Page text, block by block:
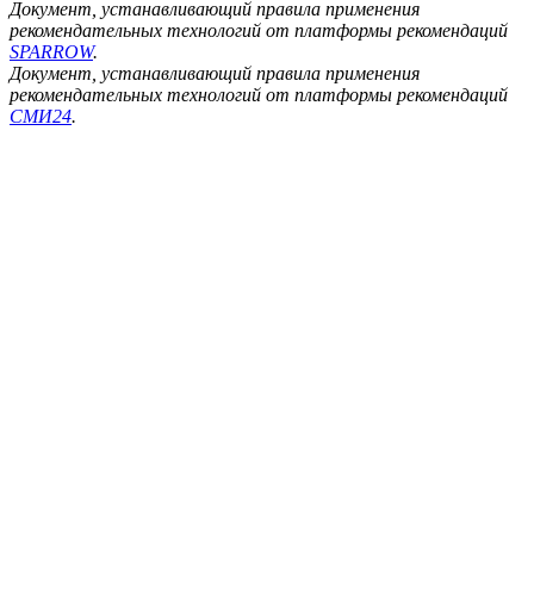
Документ, устанавливающий правила применения
рекомендательных технологий от платформы рекомендаций
SPARROW.
Документ, устанавливающий правила применения
рекомендательных технологий от платформы рекомендаций
СМИ24.